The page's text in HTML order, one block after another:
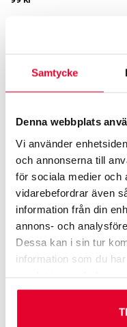
Samtycke
Denna webbplats
Vi använder
och annonserna till
för sociala medier och
vidarebefordrar även
information från din
annons- och
Dessa kan i sin tur
information som du